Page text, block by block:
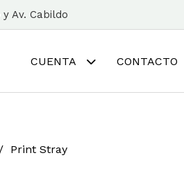
Av. Cabildo
CUENTA CONTACTO
Print Stray